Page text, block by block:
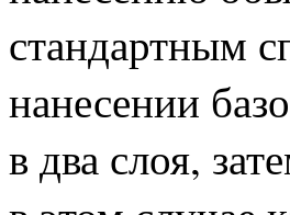
стандартным
нанесении
в два слоя,